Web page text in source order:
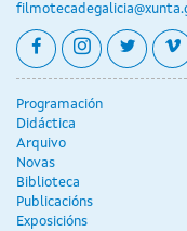
facebookinstagram
Programación
Didáctica
Arquivo
Novas
Biblioteca
Publicacións
Exposicións